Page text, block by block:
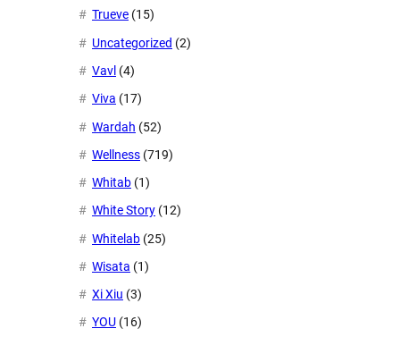
Trueve (15)
Uncategorized (2)
Vavl (4)
Viva (17)
Wardah (52)
Wellness (719)
Whitab (1)
White Story (12)
Whitelab (25)
Wisata (1)
Xi Xiu (3)
YOU (16)